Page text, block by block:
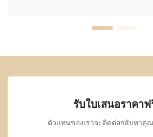
รับใบเสนอราคาฟ
ตัวแทนของเราจะติดต่อกลับหาคุ